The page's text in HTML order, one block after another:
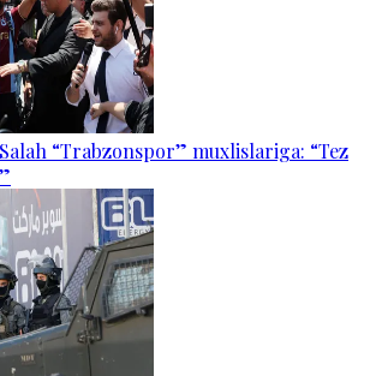
“Trabzonspor” muxlislariga: “Tez